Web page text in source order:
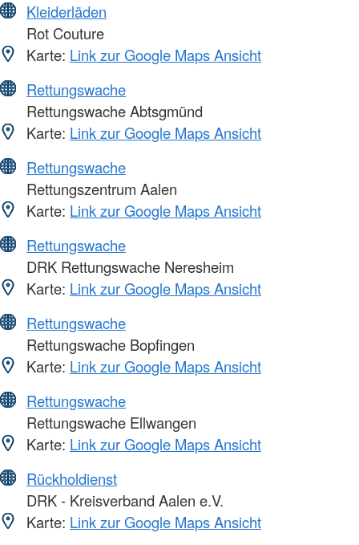
Kleiderläden
Rot Couture
Karte: Link zur Google Maps Ansicht
Rettungswache
Rettungswache Abtsgmünd
Karte: Link zur Google Maps Ansicht
Rettungswache
Rettungszentrum Aalen
Karte: Link zur Google Maps Ansicht
Rettungswache
DRK Rettungswache Neresheim
Karte: Link zur Google Maps Ansicht
Rettungswache
Rettungswache Bopfingen
Karte: Link zur Google Maps Ansicht
Rettungswache
Rettungswache Ellwangen
Karte: Link zur Google Maps Ansicht
Rückholdienst
DRK - Kreisverband Aalen e.V.
Karte: Link zur Google Maps Ansicht